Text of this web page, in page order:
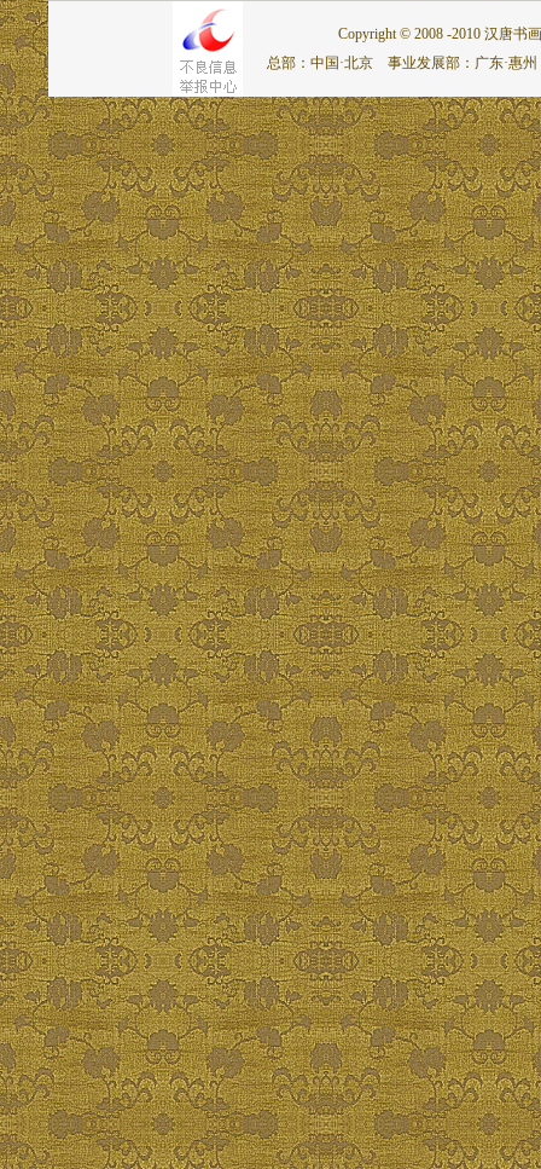
Copyright © 2008 -2010 汉唐书
总部：中国·北京 事业发展部：广东·惠